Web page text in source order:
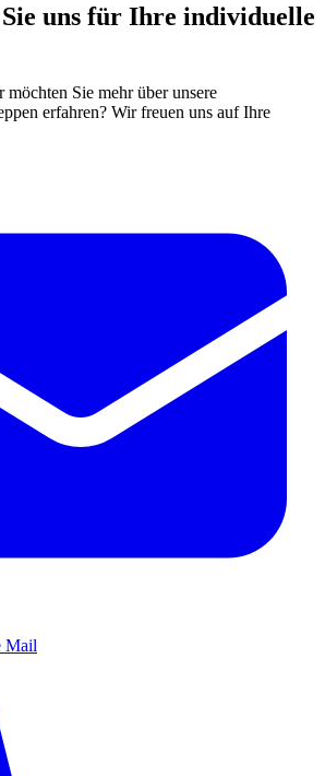
uns für Ihre individuelle
möchten Sie mehr über unsere
erfahren? Wir freuen uns auf Ihre
Mail